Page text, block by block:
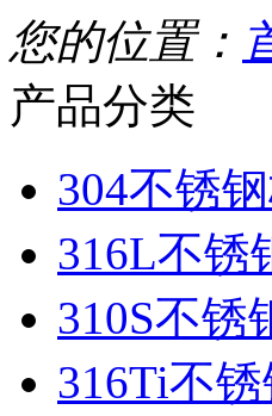
您的位置：
产品分类
304不锈
316L不锈
310S不锈
316Ti不锈